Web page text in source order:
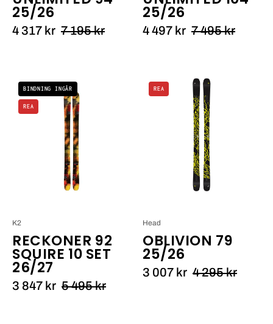
25/26
4 317 kr 7 195 kr
25/26
4 497 kr 7 495 kr
K2
RECKONER
92
SQUIRE
10
SET
25/26_1
BINDNING INGÅR
REA
RECKONER 92
SQUIRE 10 SET
26/27
K2
3 847 kr 5 495 kr
Head
Oblivion
79
25/26_1
REA
OBLIVION 79
25/26
Head
3 007 kr 4 295 kr